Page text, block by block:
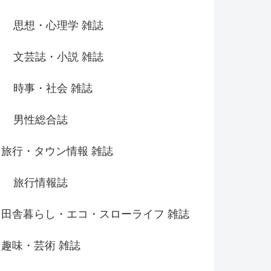
思想・心理学 雑誌
文芸誌・小説 雑誌
時事・社会 雑誌
男性総合誌
旅行・タウン情報 雑誌
旅行情報誌
田舎暮らし・エコ・スローライフ 雑誌
趣味・芸術 雑誌